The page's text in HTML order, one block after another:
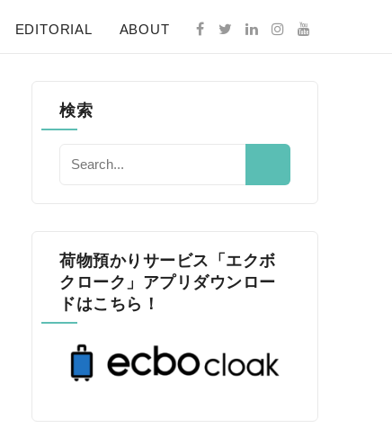
EDITORIAL ABOUT
検索
荷物預かりサービス「エクボ
クローク」アプリダウンロー
ドはこちら！